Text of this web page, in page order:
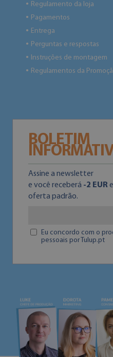
● Regulamento da loja
● Pagamentos
● Entrega
● Perguntas e respostas
● Instruções de montagem
● Regulamentos da
BOLETIM
Assine a newsletter
e você receberá -2 EUR
oferta padrão.
Eu concordo com o
pessoais por Tulup.pt